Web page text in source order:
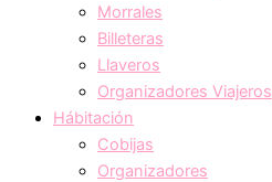
Morrales
Billeteras
Llaveros
Organizadores Viajeros
Hábitación
Cobijas
Organizadores